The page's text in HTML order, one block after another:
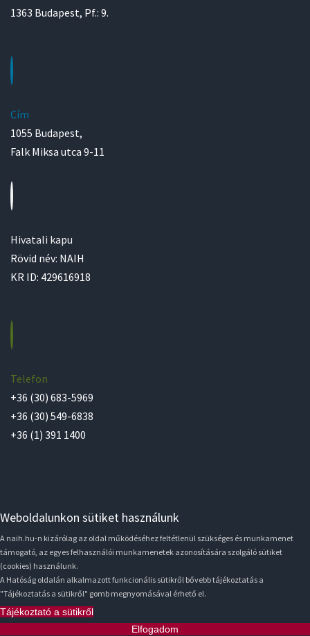
1363 Budapest, Pf.: 9.
Cím
1055 Budapest,
Falk Miksa utca 9-11
Hivatali kapu
Rövid név: NAIH
KR ID: 429616918
Telefon
+36 (30) 683-5969
+36 (30) 549-6838
+36 (1) 391 1400
Weboldalunkon sütiket használunk
A naih.hu-n kizárólag az oldal működéséhez feltétlenül szükséges és munkamenet
támogató, az egyes felhasználói munkamenetek azonosítására szolgáló sütiket
(cookies) használunk.
A Hatóság oldalán alkalmazott funkcionális sütikről bővebb tájékoztatás a
"Tájékoztatás a sütikről" gomb megnyomásával érhető el.
Tájékoztató a sütikről
Elfogadom